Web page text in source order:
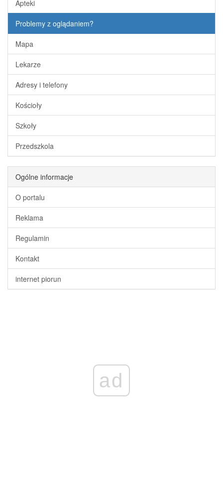
Apteki
Problemy z oglądaniem?
Mapa
Lekarze
Adresy i telefony
Kościoły
Szkoły
Przedszkola
Ogólne informacje
O portalu
Reklama
Regulamin
Kontakt
internet piorun
ad